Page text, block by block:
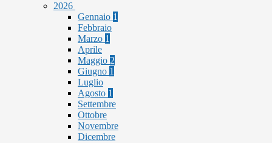
2026
Gennaio 1
Febbraio
Marzo 1
Aprile
Maggio 2
Giugno 1
Luglio
Agosto 1
Settembre
Ottobre
Novembre
Dicembre